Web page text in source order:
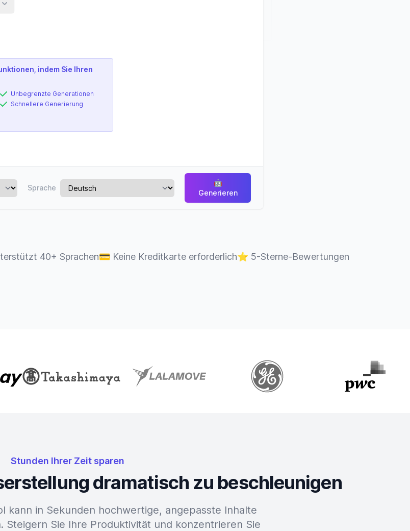
indem Sie Ihren
Unbegrenzte Generationen
Schnellere Generierung
Sprache
🤖
Generieren
40+ Sprachen💳 Keine Kreditkarte erforderlich⭐ 5-Sterne-Bewertungen
Stunden Ihrer Zeit sparen
dramatisch zu beschleunigen
kann in Sekunden hochwertige, angepasste Inhalte
Steigern Sie Ihre Produktivität und konzentrieren Sie